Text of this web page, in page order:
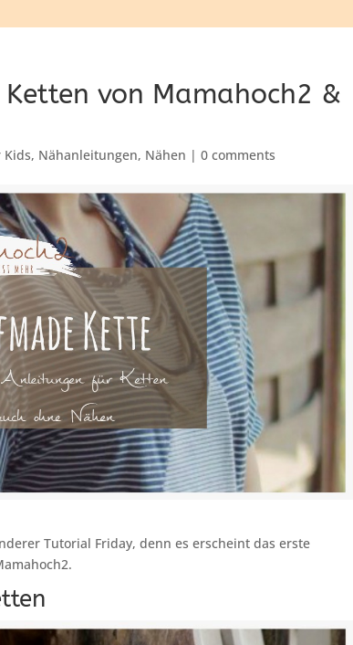
von Mamahoch2 &
, Nähanleitungen, Nähen |0 comments
Tutorial Friday, denn es erscheint das erste